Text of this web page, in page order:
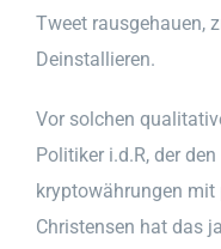
Tweet rausgehauen,
Deinstallieren.
Vor solchen
Politiker i.d.R, der
kryptowährungen mit
Christensen hat das